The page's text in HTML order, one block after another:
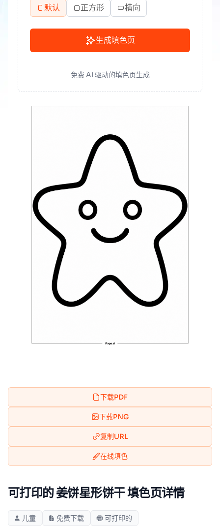
默认 正方形 横向
生成填色页
免费 AI 驱动的填色页生成
下载PDF
下载PNG
复制URL
在线填色
可打印的 姜饼星形饼干 填色页详情
儿童 免费下载 可打印的